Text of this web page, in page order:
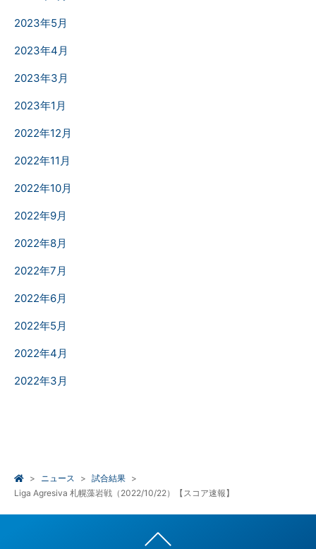
2023年5月
2023年4月
2023年3月
2023年1月
2022年12月
2022年11月
2022年10月
2022年9月
2022年8月
2022年7月
2022年6月
2022年5月
2022年4月
2022年3月
ニュース
試合結果
Liga Agresiva 札幌藻岩戦（2022/10/22）【スコア速報】